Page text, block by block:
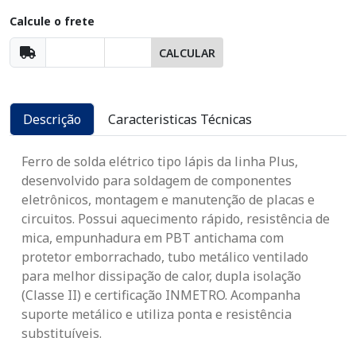
Calcule o frete
CALCULAR
Descrição Caracteristicas Técnicas
Ferro de solda elétrico tipo lápis da linha Plus,
desenvolvido para soldagem de componentes
eletrônicos, montagem e manutenção de placas e
circuitos. Possui aquecimento rápido, resistência de
mica, empunhadura em PBT antichama com
protetor emborrachado, tubo metálico ventilado
para melhor dissipação de calor, dupla isolação
(Classe II) e certificação INMETRO. Acompanha
suporte metálico e utiliza ponta e resistência
substituíveis.